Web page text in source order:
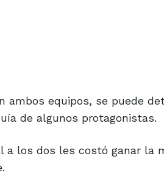
ambos equipos, se puede
de algunos protagonistas.
los dos les costó ganar la